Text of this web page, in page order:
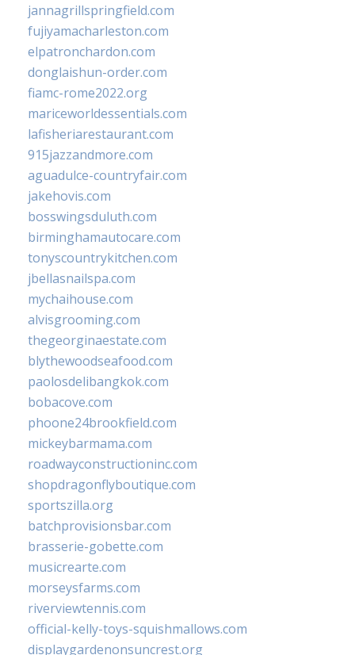
jannagrillspringfield.com
fujiyamacharleston.com
elpatronchardon.com
donglaishun-order.com
fiamc-rome2022.org
mariceworldessentials.com
lafisheriarestaurant.com
915jazzandmore.com
aguadulce-countryfair.com
jakehovis.com
bosswingsduluth.com
birminghamautocare.com
tonyscountrykitchen.com
jbellasnailspa.com
mychaihouse.com
alvisgrooming.com
thegeorginaestate.com
blythewoodseafood.com
paolosdelibangkok.com
bobacove.com
phoone24brookfield.com
mickeybarmama.com
roadwayconstructioninc.com
shopdragonflyboutique.com
sportszilla.org
batchprovisionsbar.com
brasserie-gobette.com
musicrearte.com
morseysfarms.com
riverviewtennis.com
official-kelly-toys-squishmallows.com
displaygardenonsuncrest.org